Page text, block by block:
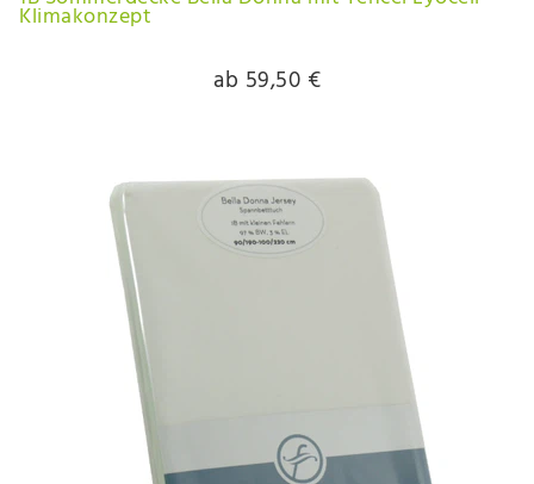
Klimakonzept
ab 59,50 €